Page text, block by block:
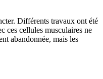
Différents travaux ont été
ces cellules musculaires ne
abandonnée, mais les